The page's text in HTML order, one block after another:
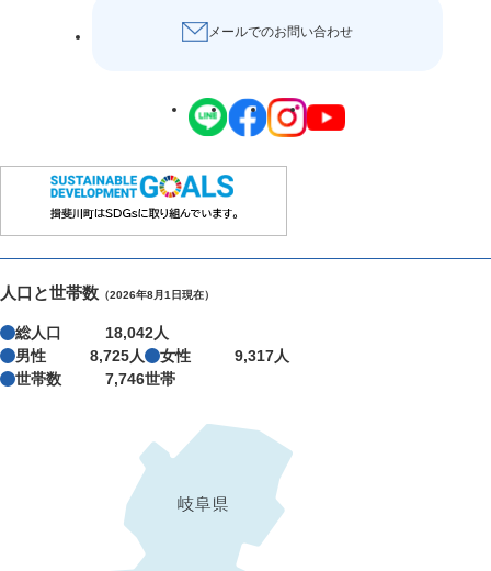
メールでのお問い合わせ
人口と世帯数 （2026年8月1日現在）
総人口
18,042人
男性
8,725人 女性
9,317人
世帯数
7,746世帯